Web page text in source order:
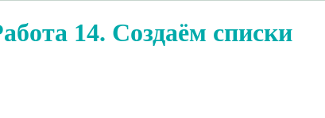
14. Создаём списки